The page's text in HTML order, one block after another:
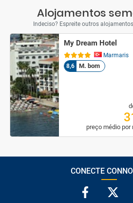
Alojamentos
Indeciso? Espreite outros
My Dream Hotel
Marmaris
8,6
M. bom
preço médio por
CONECTE